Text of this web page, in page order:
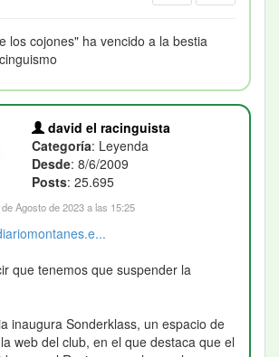
los cojones" ha vencido a la bestia
david el racinguista
Categoría: Leyenda
Desde: 8/6/2009
Posts: 25.695
Agosto de 2023 a las 15:25
que tenemos que suspender la
inaugura Sonderklass, un espacio de
web del club, en el que destaca que el